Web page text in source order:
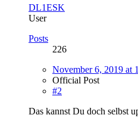
DL1ESK
User
Posts
226
November 6, 2019 at
Official Post
#2
Das kannst Du doch selbst